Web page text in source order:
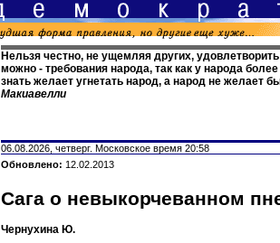
Нельзя честно, не ущемляя других, удовлетворить
можно - требования народа, так как у народа
знать желает угнетать народ, а народ не желает
Макиавелли
06.08.2026, четверг. Московское время 20:58
Обновлено: 12.02.2013
Сага о невыкорчеванном
Чернухина Ю.